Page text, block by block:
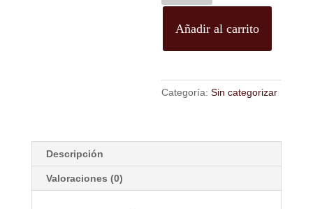
cantidad
Añadir al carrito
Categoría:Sin categorizar
Descripción
Valoraciones (0)